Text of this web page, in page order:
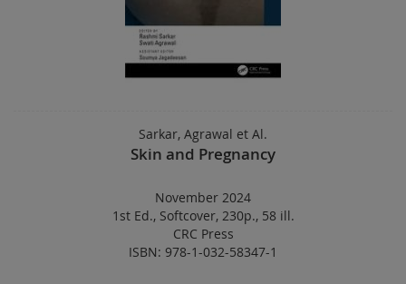
Sarkar, Agrawal et Al.
Skin and Pregnancy
November 2024
1st Ed., Softcover, 230p., 58 ill.
CRC Press
ISBN: 978-1-032-58347-1